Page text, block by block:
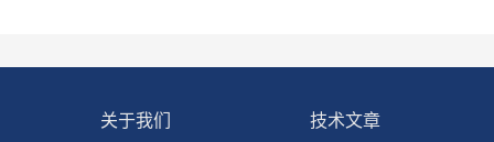
关于我们 技术文章